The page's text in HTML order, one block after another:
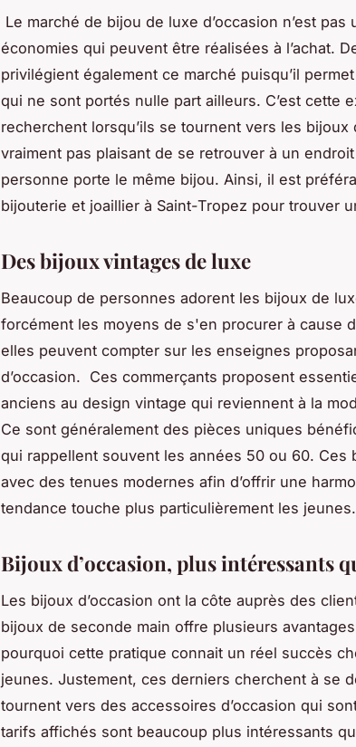
Le marché de bijou de luxe d’occasion n’est
économies qui peuvent être réalisées à l’achat.
privilégient également ce marché puisqu’il
qui ne sont portés nulle part ailleurs. C’est cette
recherchent lorsqu’ils se tournent vers les bijoux
vraiment pas plaisant de se retrouver à un
personne porte le même bijou. Ainsi, il est
bijouterie et joaillier à Saint-Tropez pour trouver
Des bijoux vintages de luxe
Beaucoup de personnes adorent les bijoux de
forcément les moyens de s'en procurer à cause
elles peuvent compter sur les enseignes
d’occasion. Ces commerçants proposent
anciens au design vintage qui reviennent à la
Ce sont généralement des pièces uniques
qui rappellent souvent les années 50 ou 60. Ces
avec des tenues modernes afin d’offrir une
tendance touche plus particulièrement les jeunes.
Bijoux d’occasion, plus intéressants
Les bijoux d’occasion ont la côte auprès des
bijoux de seconde main offre plusieurs
pourquoi cette pratique connait un réel succès
jeunes. Justement, ces derniers cherchent à se
tournent vers des accessoires d’occasion qui
tarifs affichés sont beaucoup plus intéressants